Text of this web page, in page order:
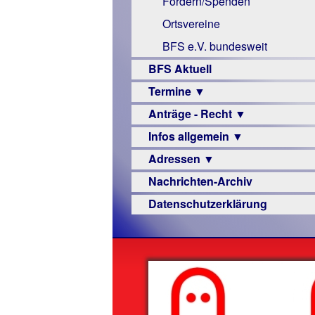
Links
Ortsvereine
BFS e.V. bundesweit
BFS Aktuell
Termine ▼
Veranstaltungsprogramme
Anträge - Recht ▼
Archiv
Urteile
Infos allgemein ▼
Sehbehinderung
Frühförderung
Schule
–
Beruf
Senioren
Hilfsmittel
Adressen ▼
Augenoptiker
Berufsbildungswerke
Hörbüchereien
Reha-
Nachrichten-Archiv
Datenschutzerklärung